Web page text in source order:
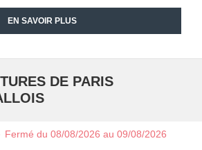
EN SAVOIR PLUS
DE PARIS
Fermé du 08/08/2026 au 09/08/2026